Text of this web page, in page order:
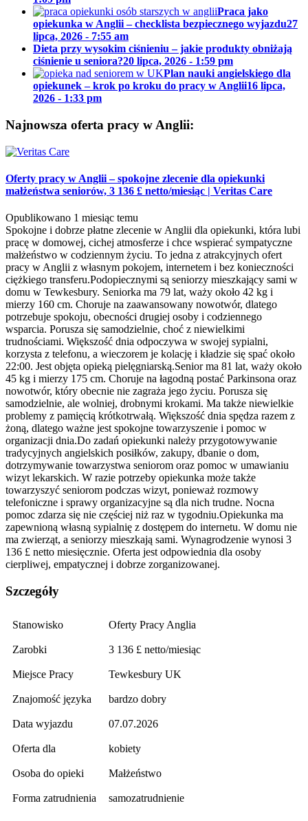
Praca jako
opiekunka w Anglii – checklista bezpiecznego wyjazdu27
lipca, 2026 - 7:55 am
Dieta przy wysokim ciśnieniu – jakie produkty obniżają
ciśnienie u seniora?20 lipca, 2026 - 1:59 pm
Plan nauki angielskiego dla
opiekunek – krok po kroku do pracy w Anglii16 lipca,
2026 - 1:33 pm
Najnowsza oferta pracy w Anglii:
Oferty pracy w Anglii – spokojne zlecenie dla opiekunki
małżeństwa seniorów, 3 136 £ netto/miesiąc | Veritas Care
Opublikowano 1 miesiąc temu
Spokojne i dobrze płatne zlecenie w Anglii dla opiekunki, która lubi
pracę w domowej, cichej atmosferze i chce wspierać sympatyczne
małżeństwo w codziennym życiu. To jedna z atrakcyjnych ofert
pracy w Anglii z własnym pokojem, internetem i bez konieczności
ciężkiego transferu.Podopiecznymi są seniorzy mieszkający sami w
domu w Tewkesbury. Seniorka ma 79 lat, waży około 42 kg i
mierzy 160 cm. Choruje na zaawansowany nowotwór, dlatego
potrzebuje spokoju, obecności drugiej osoby i codziennego
wsparcia. Porusza się samodzielnie, choć z niewielkimi
trudnościami. Większość dnia odpoczywa w swojej sypialni,
korzysta z telefonu, a wieczorem je kolację i kładzie się spać około
22:00. Jest objęta opieką pielęgniarską.Senior ma 81 lat, waży około
45 kg i mierzy 175 cm. Choruje na łagodną postać Parkinsona oraz
nowotwór, który obecnie nie zagraża jego życiu. Porusza się
samodzielnie, ale wolniej, drobnymi krokami. Ma także niewielkie
problemy z pamięcią krótkotrwałą. Większość dnia spędza razem z
żoną, dlatego ważne jest spokojne towarzyszenie i pomoc w
organizacji dnia.Do zadań opiekunki należy przygotowywanie
tradycyjnych angielskich posiłków, zakupy, dbanie o dom,
dotrzymywanie towarzystwa seniorom oraz pomoc w umawianiu
wizyt lekarskich. W razie potrzeby opiekunka może także
towarzyszyć seniorom podczas wizyt, ponieważ rozmowy
telefoniczne i sprawy organizacyjne są dla nich trudne. Nocna
pomoc zdarza się nie częściej niż raz w tygodniu.Opiekunka ma
zapewnioną własną sypialnię z dostępem do internetu. W domu nie
ma zwierząt, a seniorzy mieszkają sami. Wynagrodzenie wynosi 3
136 £ netto miesięcznie. Oferta jest odpowiednia dla osoby
cierpliwej, empatycznej i dobrze zorganizowanej.
Szczegóły
Stanowisko Oferty Pracy Anglia
Zarobki 3 136 £ netto/miesiąc
Miejsce Pracy Tewkesbury UK
Znajomość języka bardzo dobry
Data wyjazdu 07.07.2026
Oferta dla kobiety
Osoba do opieki Małżeństwo
Forma zatrudnienia samozatrudnienie